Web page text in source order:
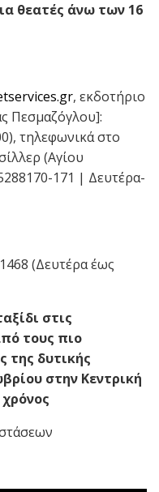
θεατές άνω των 16
, εκδοτήριο
Πεσμαζόγλου]:
τηλεφωνικά στο
(Αγίου
171 | Δευτέρα-
(Δευτέρα έως
στις
τους πιο
της δυτικής
στην Κεντρική
χρόνος